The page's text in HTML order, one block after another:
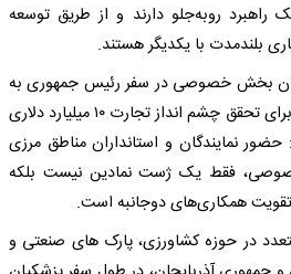
روبه‌جلو دارند و از طریق توسعه
بلندمدت با یکدیگر هستند.
بخش خصوصی در سفر رئیس جمهوری به
باکو را نشان‌دهنده اراده تهران برای تحقق چشم انداز تجارت ۱۰ میلیارد دلاری
نمایندگان و استانداران مناطق مرزی
فقط یک ژست نمادین نیست بلکه
همکاری‌های دوجانبه است.
در حوزه کشاورزی، پارک های صنعتی و